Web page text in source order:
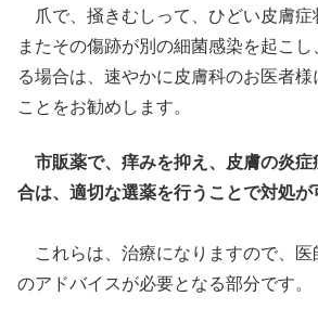
爪で、掻きむしって、ひどい皮膚症
またその傷跡が別の細菌感染を起こ
る場合は、速やかに皮膚科のお医者様
ことをお勧めします。
市販薬で、痒みを抑え、皮膚の炎
合は、適切な選薬を行うことで対処が
これらは、治療になりますので、医
のアドバイスが必要となる部分です。